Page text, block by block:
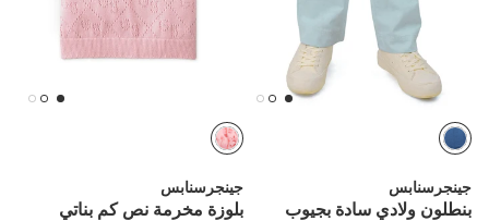
جينجرسنابس
بنطلون ولادي سادة بجيوب
جينجرسنابس
بلوزة مخرمة نص كم بناتي